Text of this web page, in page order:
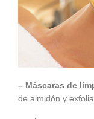
– Máscaras de
de almidón y